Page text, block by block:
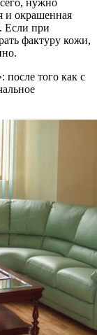
нужно
и окрашенная
Если при
фактуру кожи,
того как с